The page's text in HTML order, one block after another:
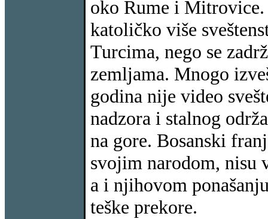
oko Rume i
katoličko više
Turcima, nego se
zemljama. Mnogo
godina nije video
nadzora i stalnog
na gore. Bosanski
svojim narodom, nisu
a i njihovom
teške prekore.